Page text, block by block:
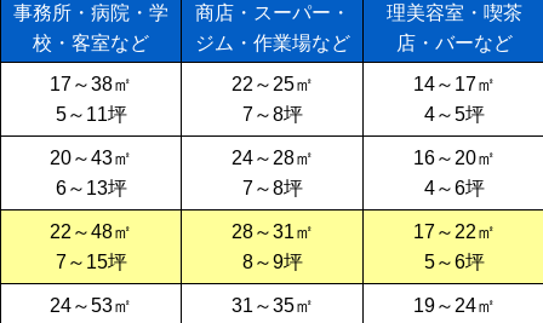
事務所・病院・学
校・客室など
商店・スーパー・
ジム・作業場など
理美容室・喫茶
店・バーなど
17～38㎡
5～11坪
22～25㎡
7～8坪
14～17㎡
4～5坪
20～43㎡
6～13坪
24～28㎡
7～8坪
16～20㎡
4～6坪
22～48㎡
7～15坪
28～31㎡
8～9坪
17～22㎡
5～6坪
24～53㎡
31～35㎡
19～24㎡